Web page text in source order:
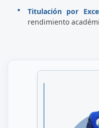
Titulación por
rendimiento